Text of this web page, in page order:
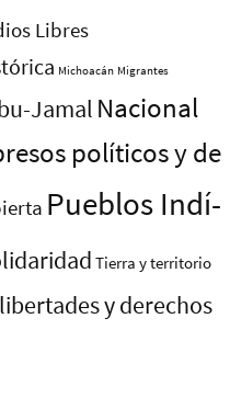
Libres
Michoacán Migrantes
Jamal Nacional
polí­ticos y de
Pueblos Indí­
Tierra y territorio
y derechos